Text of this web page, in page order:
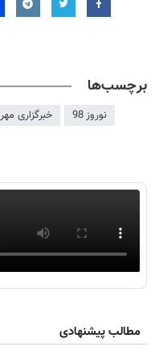
برچسب‌ها
نوروز 98 خبرگزاری مهر
مطالب پیشنهادی